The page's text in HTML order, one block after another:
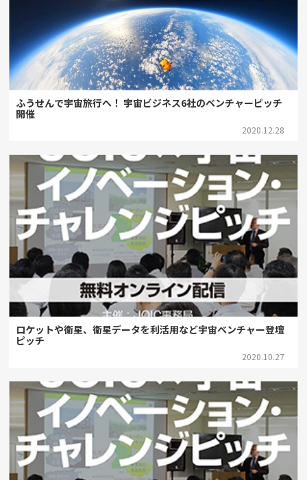
ふうせんで宇宙旅行へ！ 宇宙ビジネス6社のベンチャーピッチ
開催
2020.12.28
ロケットや衛星、衛星データを利活用など宇宙ベンチャー登壇
ピッチ
2020.10.27